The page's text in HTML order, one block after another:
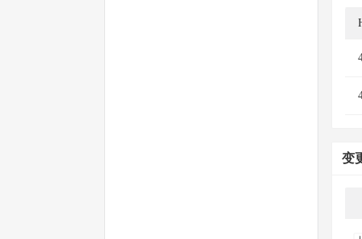
变